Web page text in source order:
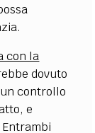
con la
dovuto
controllo
e
Entrambi